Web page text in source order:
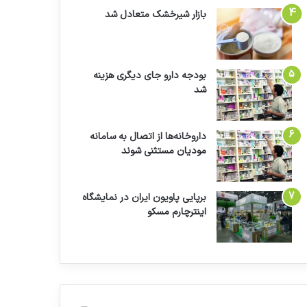
بازار شیرخشک متعادل شد
بودجه دارو جای دیگری هزینه
شد
داروخانه‌ها از اتصال به سامانه
مودیان مستثنی شوند
برپایی پاویون ایران در نمایشگاه
اینترچارم مسکو